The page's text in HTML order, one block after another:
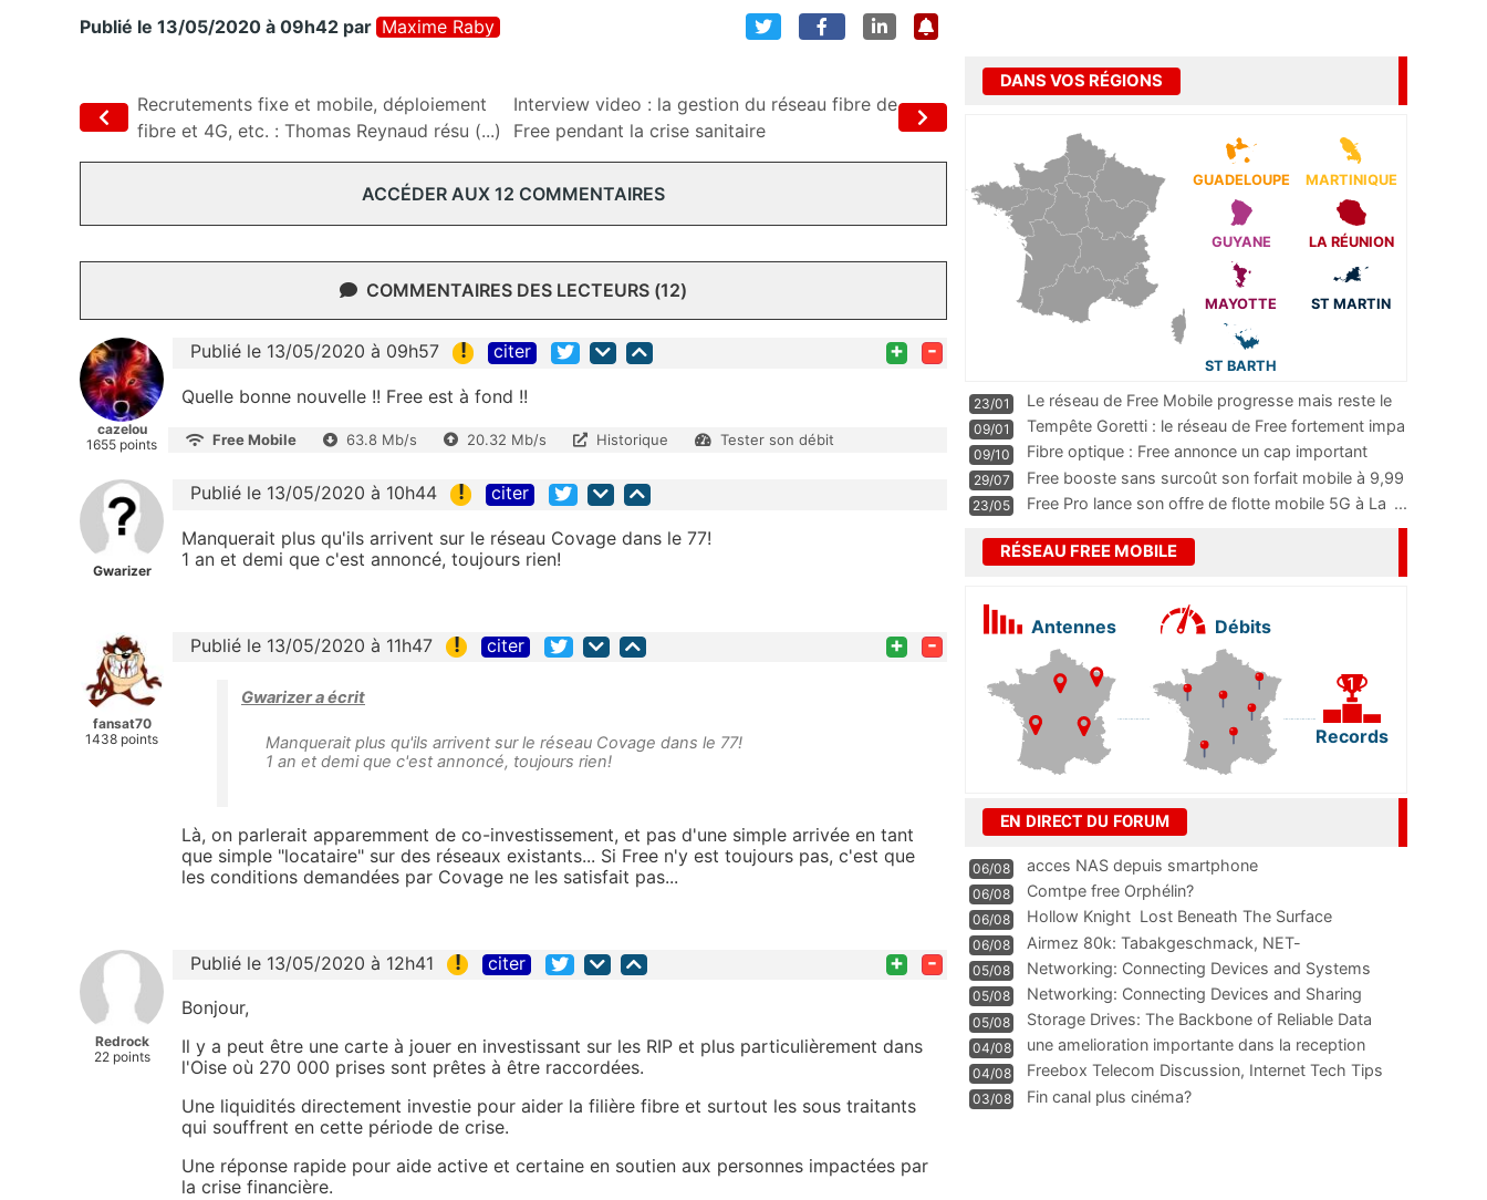
Publié le 13/05/2020 à 09h42 par Maxime Raby
Recrutements fixe et mobile, déploiement
fibre et 4G, etc. : Thomas Reynaud résu (...)
Interview video : la gestion du réseau fibre de
Free pendant la crise sanitaire
ACCÉDER AUX 12 COMMENTAIRES
COMMENTAIRES DES LECTEURS (12)
cazelou
1655 points
Publié le 13/05/2020 à 09h57 ! citer + -
Quelle bonne nouvelle !! Free est à fond !!
Free Mobile 63.8 Mb/s 20.32 Mb/s Historique Tester son débit
Gwarizer
Publié le 13/05/2020 à 10h44 ! citer
Manquerait plus qu'ils arrivent sur le réseau Covage dans le 77!
1 an et demi que c'est annoncé, toujours rien!
fansat70
1438 points
Publié le 13/05/2020 à 11h47 ! citer + -
Gwarizer a écrit
Manquerait plus qu'ils arrivent sur le réseau Covage dans le 77!
1 an et demi que c'est annoncé, toujours rien!
Là, on parlerait apparemment de co-investissement, et pas d'une simple arrivée en tant
que simple "locataire" sur des réseaux existants... Si Free n'y est toujours pas, c'est que
les conditions demandées par Covage ne les satisfait pas...
Redrock
22 points
Publié le 13/05/2020 à 12h41 ! citer + -
Bonjour,
Il y a peut être une carte à jouer en investissant sur les RIP et plus particulièrement dans
l'Oise où 270 000 prises sont prêtes à être raccordées.
Une liquidités directement investie pour aider la filière fibre et surtout les sous traitants
qui souffrent en cette période de crise.
Une réponse rapide pour aide active et certaine en soutien aux personnes impactées par
la crise financière.
DANS VOS RÉGIONS
GUADELOUPE MARTINIQUE
GUYANE LA RÉUNION
MAYOTTE ST MARTIN
ST BARTH
23/01
Le réseau de Free Mobile progresse mais reste le
m
...
09/01
Tempête Goretti : le réseau de Free fortement impa
09/10
Fibre optique : Free annonce un cap important
pass
...
29/07
Free booste sans surcoût son forfait mobile à 9,99
23/05 Free Pro lance son offre de flotte mobile 5G à La ...
RÉSEAU FREE MOBILE
Antennes Débits
Records
EN DIRECT DU FORUM
06/08 acces NAS depuis smartphone
06/08 Comtpe free Orphélin?
06/08 Hollow Knight  Lost Beneath The Surface
06/08
Airmez 80k: Tabakgeschmack, NET-
Technologie und Leistung im
05/08 Networking: Connecting Devices and Systems
05/08
Networking: Connecting Devices and Sharing
Information
05/08
Storage Drives: The Backbone of Reliable Data
Management
04/08
une amelioration importante dans la reception
WIFI
04/08
Freebox Telecom Discussion, Internet Tech Tips
Communi
03/08 Fin canal plus cinéma?